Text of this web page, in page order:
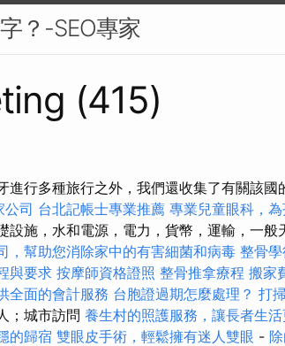
？-SEO專家
(415)
行多種旅行之外，我們還收集了有關該國
公司 台北記帳士專業推薦 專業兒童眼科，
設施，水和電源，電力，貨幣，運輸，一般
，幫助您消除家中的有害細菌和病毒 整骨
與要求 按摩師資格證照 整骨推拿療程 搬家
全面的會計服務 台胞證過期怎麼處理？ 打
；城市訪問 養生村的照護服務，讓長者生
的歸宿 雙眼皮手術，輕鬆擁有迷人雙眼 -